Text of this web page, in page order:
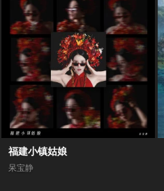
福建小镇姑娘
呆宝静